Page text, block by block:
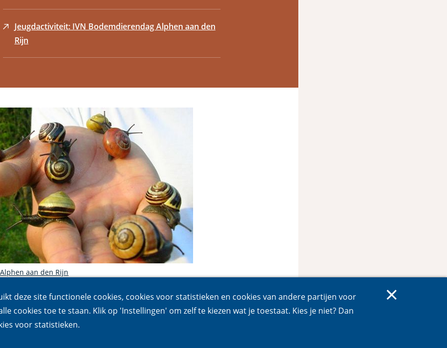
deze site functionele cookies, cookies voor statistieken en cookies van andere partijen voor
cookies toe te staan. Klik op 'Instellingen' om zelf te kiezen wat je toestaat. Kies je niet? Dan
voor statistieken.
Jeugdactiviteit: IVN Bodemdierendag Alphen aan den
Rijn
aan den Rijn